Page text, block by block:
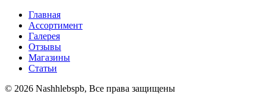
Главная
Ассортимент
Галерея
Отзывы
Магазины
Статьи
© 2026 Nashhlebspb, Все права защищены